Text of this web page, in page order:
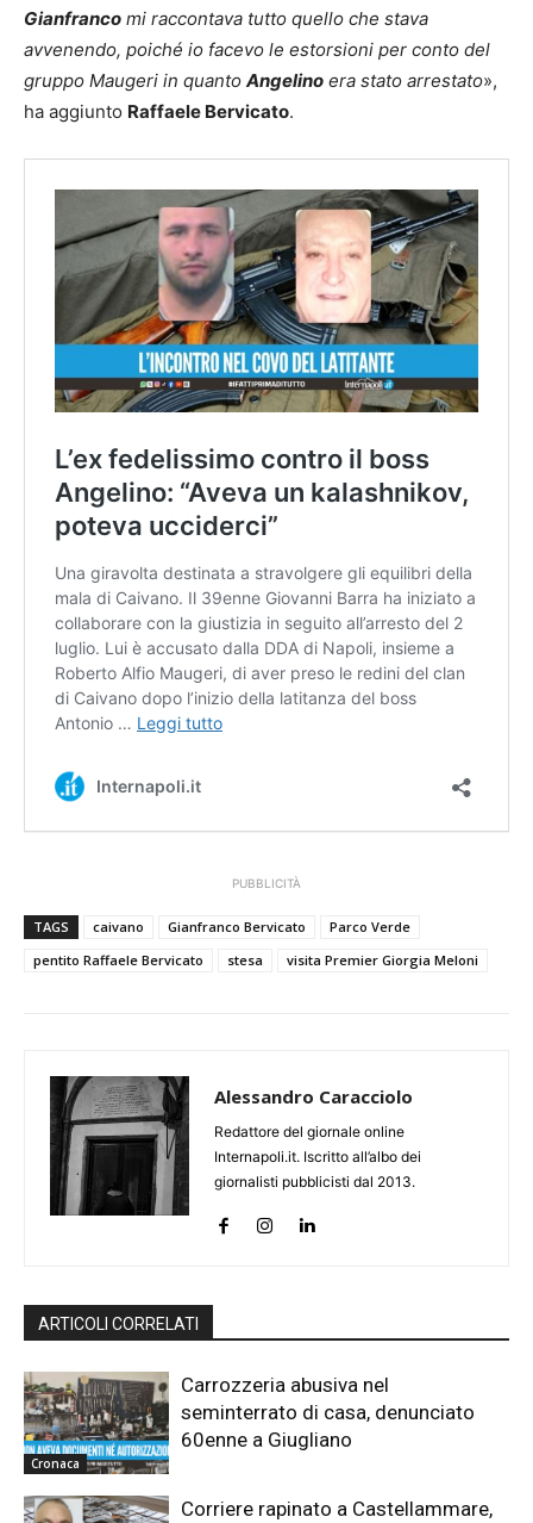
Gianfranco mi raccontava tutto quello che stava
avvenendo, poiché io facevo le estorsioni per conto del
gruppo Maugeri in quanto Angelino era stato arrestato»,
ha aggiunto Raffaele Bervicato.
PUBBLICITÀ
TAGS caivano Gianfranco Bervicato
Parco Verde
pentito Raffaele Bervicato
stesa visita Premier Giorgia Meloni
Alessandro Caracciolo
Redattore del giornale online
Internapoli.it. Iscritto all’albo dei
giornalisti pubblicisti dal 2013.
ARTICOLI CORRELATI
Cronaca
Carrozzeria abusiva nel
seminterrato di casa, denunciato
60enne a Giugliano
Corriere rapinato a Castellammare,